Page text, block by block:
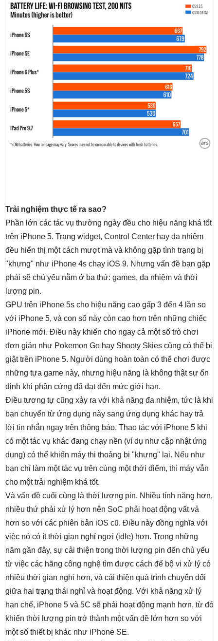
Trải nghiệm thực tế ra sao?
Phần lớn các tác vụ thường ngày đều cho hiệu năng khá tốt
trên iPhone 5. Trang widget, Control Center hay đa nhiệm
đều hiển thị một cách mượt mà và không gặp tình trạng bị
"khựng" như iPhone 4s chạy iOS 9. Nhưng vấn đề bạn gặp
phải sẽ chủ yếu nằm ở ba thứ: games, đa nhiệm và thời
lượng pin.
GPU trên iPhone 5s cho hiệu năng cao gấp 3 đến 4 lần so
với iPhone 5, và con số này còn cao hơn trên những chiếc
iPhone mới. Điều này khiến cho ngay cả một số trò chơi
đơn giản như Pokemon Go hay Shooty Skies cũng có thể bị
giật trên iPhone 5. Người dùng hoàn toàn có thể chơi được
những tựa game này, nhưng hiệu năng là không thật sự ổn
định khi phần cứng đã đạt đến mức giới hạn.
Điều tương tự cũng xảy ra với khả năng đa nhiệm, tức là khi
bạn chuyển từ ứng dụng này sang ứng dụng khác hay trả
lời tin nhắn ngay trên thông báo. Thao tác với iPhone 5 khi
có một tác vụ khác đang chạy nền (ví dụ như cập nhật ứng
dụng) có thể khiến máy thi thoảng bị "khựng" lại. Nếu như
bạn chỉ làm một tác vụ trên cùng một thời điểm, thì máy vẫn
cho một trải nghiệm khá tốt.
Và vấn đề cuối cùng là thời lượng pin. Nhiều tính năng hơn,
nhiều thứ phải xử lý hơn nên SoC phải hoạt động vất vả
hơn so với các phiên bản iOS cũ. Điều này đồng nghĩa với
việc nó có ít thời gian nghỉ ngơi (idle) hơn. Trong những
năm gần đây, sự cải thiện trong thời lượng pin đến chủ yếu
từ việc các hãng công nghệ tìm được cách để bộ vi xử lý có
nhiều thời gian nghỉ hơn, và cải thiện quá trình chuyển đổi
giữa hai trạng thái nghỉ và hoạt động. Với khả năng xử lý
hạn chế, iPhone 5 và 5C sẽ phải hoạt động mạnh hơn, từ đó
khiến thời lượng pin trở thành một vấn đề lớn hơn so với
một số thiết bị khác như iPhone SE.